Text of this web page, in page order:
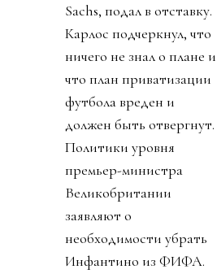
Sachs, подал в отставку.
Карлос подчеркнул, что
ничего не знал о плане и
что план приватизации
футбола вреден и
должен быть отвергнут.
Политики уровня
премьер-министра
Великобритании
заявляют о
необходимости убрать
Инфантино из ФИФА.